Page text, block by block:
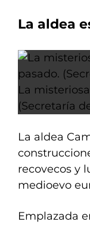
La aldea
La
(Secretaría
La aldea
recovecos y
medioevo
Emplazada